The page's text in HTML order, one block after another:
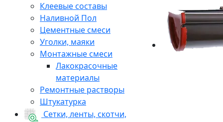
Клеевые составы
Наливной Пол
Цементные смеси
Уголки, маяки
Монтажные смеси
Лакокрасочные
материалы
Ремонтные растворы
Штукатурка
Сетки, ленты, скотчи,